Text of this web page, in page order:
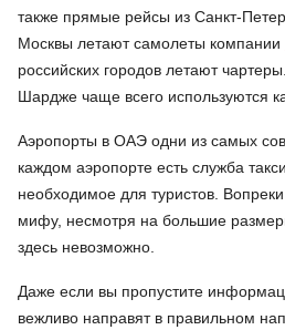
также прямые рейсы из Санкт-
Москвы летают самолеты компании
российских городов летают
Шардже чаще всего используются
Аэропорты в ОАЭ одни из самых
каждом аэропорте есть служба
необходимое для туристов.
мифу, несмотря на большие
здесь невозможно.
Даже если вы пропустите
вежливо направят в правильном